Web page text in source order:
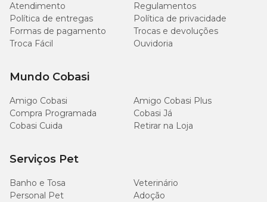
Atendimento
Regulamentos
Política de entregas
Política de privacidade
Formas de pagamento
Trocas e devoluções
Troca Fácil
Ouvidoria
Mundo Cobasi
Amigo Cobasi
Amigo Cobasi Plus
Compra Programada
Cobasi Já
Cobasi Cuida
Retirar na Loja
Serviços Pet
Banho e Tosa
Veterinário
Personal Pet
Adoção